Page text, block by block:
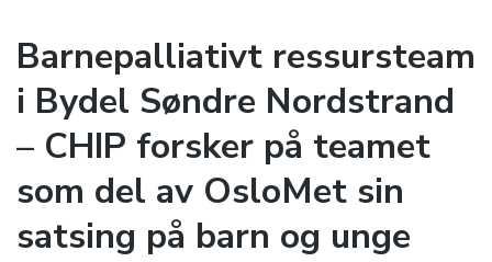
Barnepalliativt ressursteam
i Bydel Søndre Nordstrand
– CHIP forsker på teamet
som del av OsloMet sin
satsing på barn og unge